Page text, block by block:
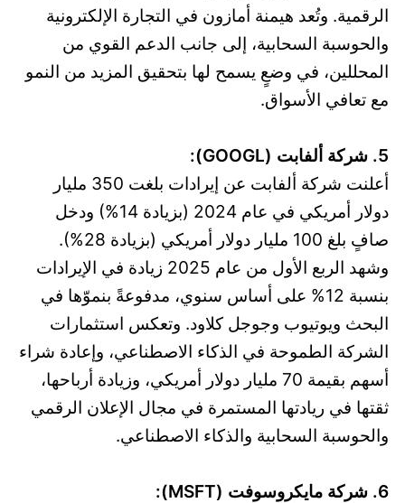
الرقمية. وتُعد هيمنة أمازون في التجارة الإلكترونية
والحوسبة السحابية، إلى جانب الدعم القوي من
المحللين، في وضعٍ يسمح لها بتحقيق المزيد من النمو
مع تعافي الأسواق.
5. شركة ألفابت (GOOGL):
أعلنت شركة ألفابت عن إيرادات بلغت 350 مليار
دولار أمريكي في عام 2024 (بزيادة 14%) ودخل
صافٍ بلغ 100 مليار دولار أمريكي (بزيادة 28%).
وشهد الربع الأول من عام 2025 زيادة في الإيرادات
بنسبة 12% على أساس سنوي، مدفوعةً بنموّها في
البحث ويوتيوب وجوجل كلاود. وتعكس استثمارات
الشركة الطموحة في الذكاء الاصطناعي، وإعادة شراء
أسهم بقيمة 70 مليار دولار أمريكي، وزيادة أرباحها،
ثقتها في ريادتها المستمرة في مجال الإعلان الرقمي
والحوسبة السحابية والذكاء الاصطناعي.
6. شركة مايكروسوفت (MSFT):